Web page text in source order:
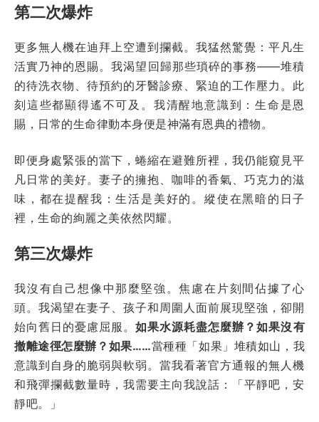
第二次爆炸
更多無人機在迪拜上空遭到攔截。我猛然驚覺：平凡生
活實乃神的恩賜。我渴望回歸那些瑣碎的事務——堆積
的待洗衣物、待預約的牙醫診療、緊迫的工作壓力。此
刻這些都顯得遙不可及。我清醒地意識到：生命是恩
賜，日常的生命律動本身便是神滿有恩典的禮物。
即便身處緊張的當下，蜷縮在避難所裡，我仍能窺見平
凡日常的美好。妻子的擁抱、咖啡的香氣、巧克力的滋
味，都在提醒我：生活是美好的。縱使在黑暗的日子
裡，生命的絢麗之美依然閃耀。
第三次爆炸
我沒有自己想像中那麼堅強。焦慮在片刻間佔據了心
頭。我渴望在妻子、孩子和周圍人面前展現堅強，卻開
始向舊日的憂慮屈服。如果水源耗盡怎麼辦？如果沒有
撤離途徑怎麼辦？如果……當種種「如果」堆積如山，我
意識到自身的脆弱與軟弱。當我看著官方通報的無人機
和飛彈攔截數量時，我需要主向我說話：「平靜吧，安
靜吧。」